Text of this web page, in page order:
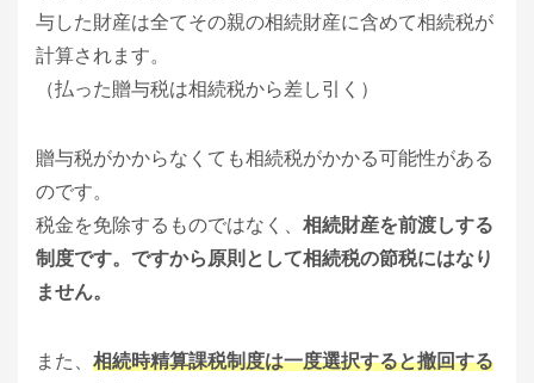
与した財産は全てその親の相続財産に含めて相続税が
計算されます。
（払った贈与税は相続税から差し引く）
贈与税がかからなくても相続税がかかる可能性がある
のです。
税金を免除するものではなく、 相続財産を前渡しする
制度です。ですから原則として相続税の節税にはなり
ません。
また、 相続時精算課税制度は一度選択すると撤回する